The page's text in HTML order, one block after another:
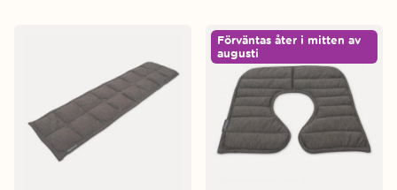
Förväntas åter i mitten av
augusti